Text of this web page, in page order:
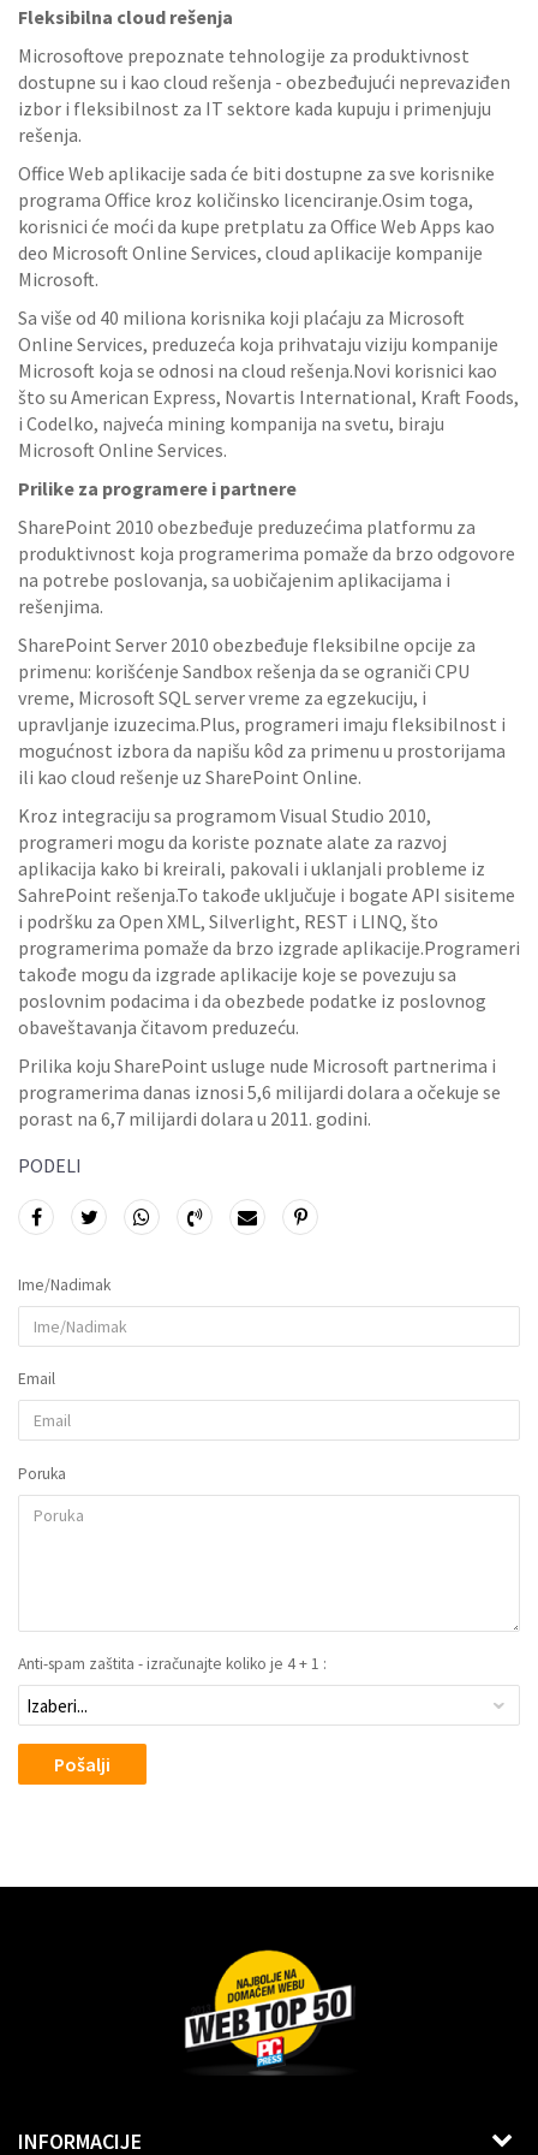
Fleksibilna cloud rešenja
Microsoftove prepoznate tehnologije za produktivnost
dostupne su i kao cloud rešenja - obezbeđujući neprevaziđen
izbor i fleksibilnost za IT sektore kada kupuju i primenjuju
rešenja.
Office Web aplikacije sada će biti dostupne za sve korisnike
programa Office kroz količinsko licenciranje.Osim toga,
korisnici će moći da kupe pretplatu za Office Web Apps kao
deo Microsoft Online Services, cloud aplikacije kompanije
Microsoft.
Sa više od 40 miliona korisnika koji plaćaju za Microsoft
Online Services, preduzeća koja prihvataju viziju kompanije
Microsoft koja se odnosi na cloud rešenja.Novi korisnici kao
što su American Express, Novartis International, Kraft Foods,
i Codelko, najveća mining kompanija na svetu, biraju
Microsoft Online Services.
Prilike za programere i partnere
SharePoint 2010 obezbeđuje preduzećima platformu za
produktivnost koja programerima pomaže da brzo odgovore
na potrebe poslovanja, sa uobičajenim aplikacijama i
rešenjima.
SharePoint Server 2010 obezbeđuje fleksibilne opcije za
primenu: korišćenje Sandbox rešenja da se ograniči CPU
vreme, Microsoft SQL server vreme za egzekuciju, i
upravljanje izuzecima.Plus, programeri imaju fleksibilnost i
mogućnost izbora da napišu kôd za primenu u prostorijama
ili kao cloud rešenje uz SharePoint Online.
Kroz integraciju sa programom Visual Studio 2010,
programeri mogu da koriste poznate alate za razvoj
aplikacija kako bi kreirali, pakovali i uklanjali probleme iz
SahrePoint rešenja.To takođe uključuje i bogate API sisiteme
i podršku za Open XML, Silverlight, REST i LINQ, što
programerima pomaže da brzo izgrade aplikacije.Programeri
takođe mogu da izgrade aplikacije koje se povezuju sa
poslovnim podacima i da obezbede podatke iz poslovnog
obaveštavanja čitavom preduzeću.
Prilika koju SharePoint usluge nude Microsoft partnerima i
programerima danas iznosi 5,6 milijardi dolara a očekuje se
porast na 6,7 milijardi dolara u 2011. godini.
PODELI
Ime/Nadimak
Email
Poruka
Anti-spam zaštita - izračunajte koliko je 4 + 1 :
Pošalji
INFORMACIJE